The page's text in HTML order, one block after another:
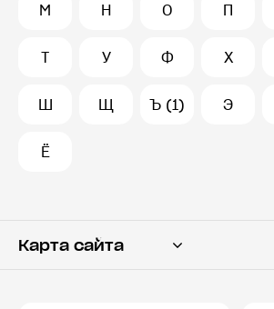
М Н О П
Т У Ф Х
Ш Щ Ъ (1) Э
Ё
Карта сайта